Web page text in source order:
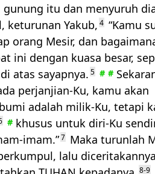
itu dan menyuruh
keturunan Yakub, 4 “Kamu
orang Mesir, dan
ini dengan kuasa besar,
atas sayapnya. 5 # #
perjanjian-Ku, kamu akan
adalah milik-Ku, tetapi
# khusus untuk diri-Ku
imam.”7 Maka turunlah
lalu
8-9